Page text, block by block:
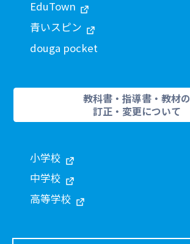
EduTown
青いスピン
douga pocket
教科書・指導書・教材の
訂正・変更について
小学校
中学校
高等学校